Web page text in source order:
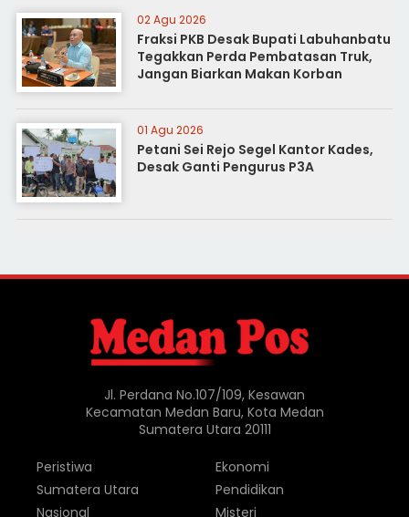
02 Agu 2026
Fraksi PKB Desak Bupati Labuhanbatu
Tegakkan Perda Pembatasan Truk,
Jangan Biarkan Makan Korban
01 Agu 2026
Petani Sei Rejo Segel Kantor Kades,
Desak Ganti Pengurus P3A
Jl. Perdana No.107/109, Kesawan
Kecamatan Medan Baru, Kota Medan
Sumatera Utara 20111
Peristiwa
Sumatera Utara
Nasional
Ekonomi
Pendidikan
Misteri